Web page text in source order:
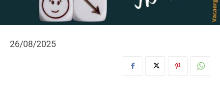
26/08/2025